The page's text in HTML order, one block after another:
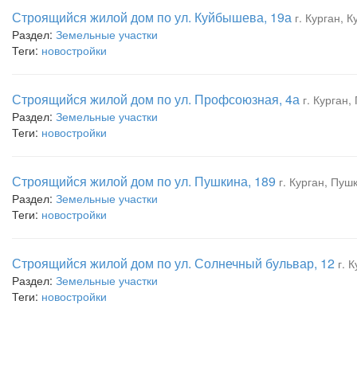
Строящийся жилой дом по ул. Куйбышева, 19а г. Курган,
Раздел: Земельные участки
Теги: новостройки
Строящийся жилой дом по ул. Профсоюзная, 4а г.
Раздел: Земельные участки
Теги: новостройки
Строящийся жилой дом по ул. Пушкина, 189 г. Курган,
Раздел: Земельные участки
Теги: новостройки
Строящийся жилой дом по ул. Солнечный бульвар, 12 г.
Раздел: Земельные участки
Теги: новостройки